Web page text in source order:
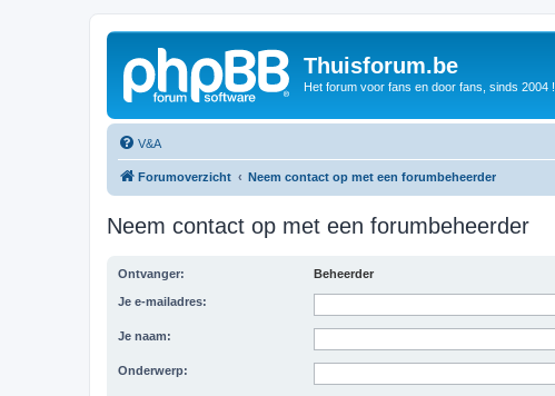
Thuisforum.be
Het forum voor fans en door fans, sinds 2004 !
V&A
Forumoverzicht Neem contact op met een forumbeheerder
Neem contact op met een forumbeheerder
Ontvanger: Beheerder
Je e-mailadres:
Je naam:
Onderwerp: